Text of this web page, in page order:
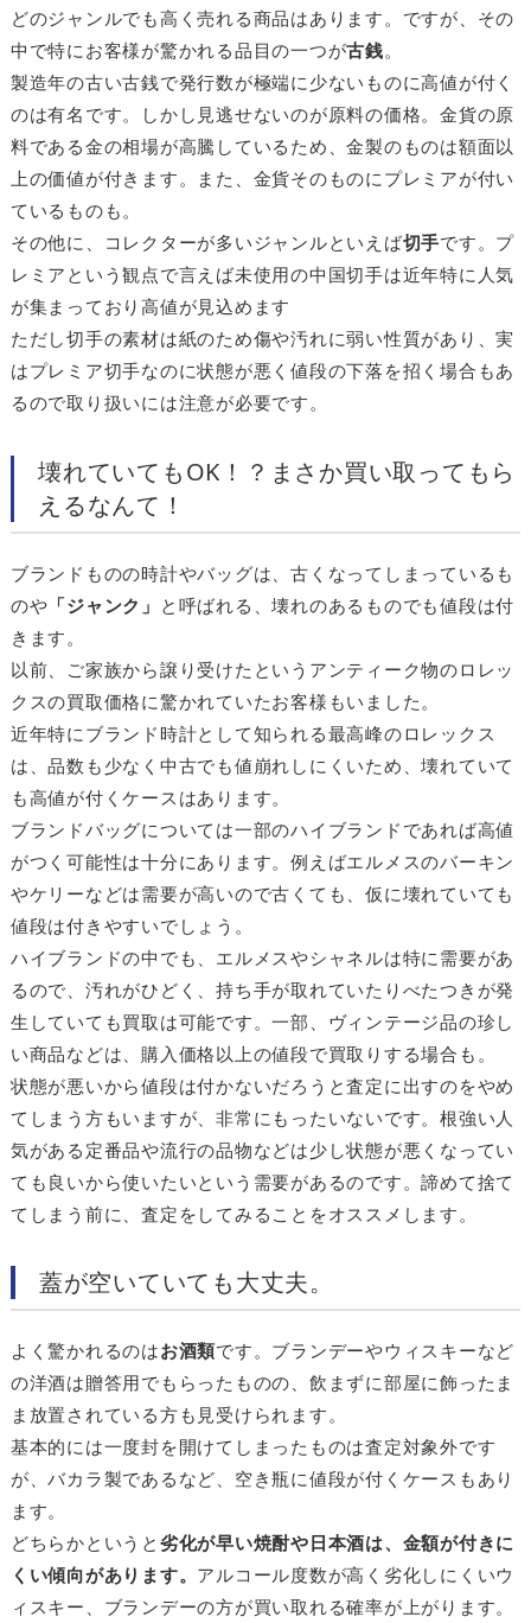
どのジャンルでも高く売れる商品はあります。ですが、その
中で特にお客様が驚かれる品目の一つが古銭。
製造年の古い古銭で発行数が極端に少ないものに高値が付く
のは有名です。しかし見逃せないのが原料の価格。金貨の原
料である金の相場が高騰しているため、金製のものは額面以
上の価値が付きます。また、金貨そのものにプレミアが付い
ているものも。
その他に、コレクターが多いジャンルといえば切手です。プ
レミアという観点で言えば未使用の中国切手は近年特に人気
が集まっており高値が見込めます
ただし切手の素材は紙のため傷や汚れに弱い性質があり、実
はプレミア切手なのに状態が悪く値段の下落を招く場合もあ
るので取り扱いには注意が必要です。
壊れていてもOK！？まさか買い取ってもら
えるなんて！
ブランドものの時計やバッグは、古くなってしまっているも
のや 「ジャンク」 と呼ばれる、壊れのあるものでも値段は付
きます。
以前、ご家族から譲り受けたというアンティーク物のロレッ
クスの買取価格に驚かれていたお客様もいました。
近年特にブランド時計として知られる最高峰のロレックス
は、品数も少なく中古でも値崩れしにくいため、壊れていて
も高値が付くケースはあります。
ブランドバッグについては一部のハイブランドであれば高値
がつく可能性は十分にあります。例えばエルメスのバーキン
やケリーなどは需要が高いので古くても、仮に壊れていても
値段は付きやすいでしょう。
ハイブランドの中でも、エルメスやシャネルは特に需要があ
るので、汚れがひどく、持ち手が取れていたりべたつきが発
生していても買取は可能です。一部、ヴィンテージ品の珍し
い商品などは、購入価格以上の値段で買取りする場合も。
状態が悪いから値段は付かないだろうと査定に出すのをやめ
てしまう方もいますが、非常にもったいないです。根強い人
気がある定番品や流行の品物などは少し状態が悪くなってい
ても良いから使いたいという需要があるのです。諦めて捨て
てしまう前に、査定をしてみることをオススメします。
蓋が空いていても大丈夫。
よく驚かれるのはお酒類です。ブランデーやウィスキーなど
の洋酒は贈答用でもらったものの、飲まずに部屋に飾ったま
ま放置されている方も見受けられます。
基本的には一度封を開けてしまったものは査定対象外です
が、バカラ製であるなど、空き瓶に値段が付くケースもあり
ます。
どちらかというと 劣化が早い焼酎や日本酒は、金額が付きに
くい傾向があります。 アルコール度数が高く劣化しにくいウ
ィスキー、ブランデーの方が買い取れる確率が上がります。